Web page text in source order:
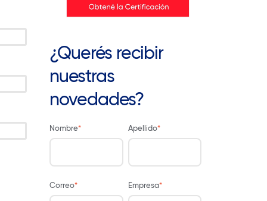
¿Querés recibir
nuestras
novedades?
Nombre* Apellido*
Correo* Empresa*